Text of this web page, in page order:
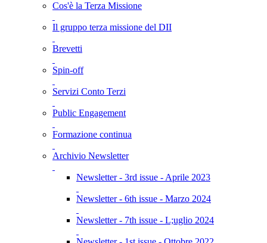
Cos'è la Terza Missione
Il gruppo terza missione del DII
Brevetti
Spin-off
Servizi Conto Terzi
Public Engagement
Formazione continua
Archivio Newsletter
Newsletter - 3rd issue - Aprile 2023
Newsletter - 6th issue - Marzo 2024
Newsletter - 7th issue - L;uglio 2024